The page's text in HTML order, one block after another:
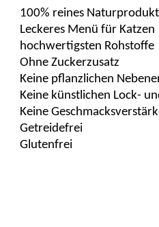
100% reines Naturprodukt
Leckeres Menü für Katzen
hochwertigsten Rohstoffe
Ohne Zuckerzusatz
Keine pflanzlichen
Keine künstlichen Lock-
Keine
Getreidefrei
Glutenfrei